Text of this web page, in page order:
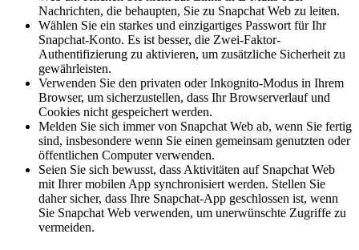
Nachrichten, die behaupten, Sie zu Snapchat Web zu leiten.
Wählen Sie ein starkes und einzigartiges Passwort für Ihr
Snapchat-Konto. Es ist besser, die Zwei-Faktor-
Authentifizierung zu aktivieren, um zusätzliche Sicherheit zu
gewährleisten.
Verwenden Sie den privaten oder Inkognito-Modus in Ihrem
Browser, um sicherzustellen, dass Ihr Browserverlauf und
Cookies nicht gespeichert werden.
Melden Sie sich immer von Snapchat Web ab, wenn Sie fertig
sind, insbesondere wenn Sie einen gemeinsam genutzten oder
öffentlichen Computer verwenden.
Seien Sie sich bewusst, dass Aktivitäten auf Snapchat Web
mit Ihrer mobilen App synchronisiert werden. Stellen Sie
daher sicher, dass Ihre Snapchat-App geschlossen ist, wenn
Sie Snapchat Web verwenden, um unerwünschte Zugriffe zu
vermeiden.